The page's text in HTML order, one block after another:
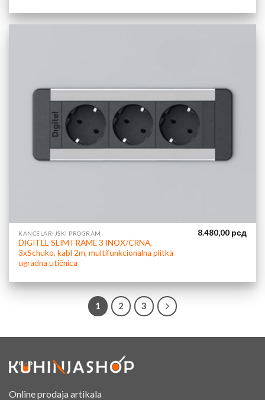
KANCELARIJSKI PROGRAM
DIGITEL SLIM FRAME 3 INOX/CRNA,
3xSchuko, kabl 2m, multifunkcionalna plitka
ugradna utičnica
8.480,00 рсд
1 2 3
Online prodaja artikala